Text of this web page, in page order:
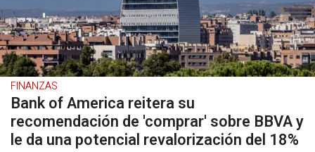
FINANZAS
Bank of America reitera su
recomendación de 'comprar' sobre BBVA y
le da una potencial revalorización del 18%